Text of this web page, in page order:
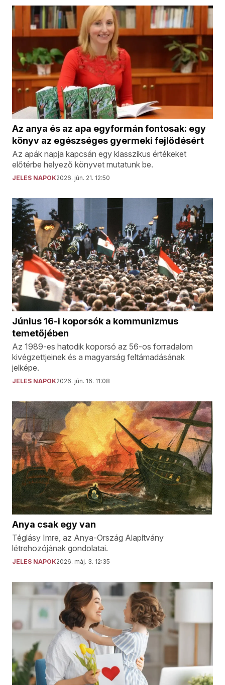
Az anya és az apa egyformán fontosak: egy
könyv az egészséges gyermeki fejlődésért
Az apák napja kapcsán egy klasszikus értékeket
előtérbe helyező könyvet mutatunk be.
JELES NAPOK2026. jún. 21. 12:50
Június 16-i koporsók a kommunizmus
temetőjében
Az 1989-es hatodik koporsó az 56-os forradalom
kivégzettjeinek és a magyarság feltámadásának
jelképe.
JELES NAPOK2026. jún. 16. 11:08
Anya csak egy van
Téglásy Imre, az Anya-Ország Alapítvány
létrehozójának gondolatai.
JELES NAPOK2026. máj. 3. 12:35